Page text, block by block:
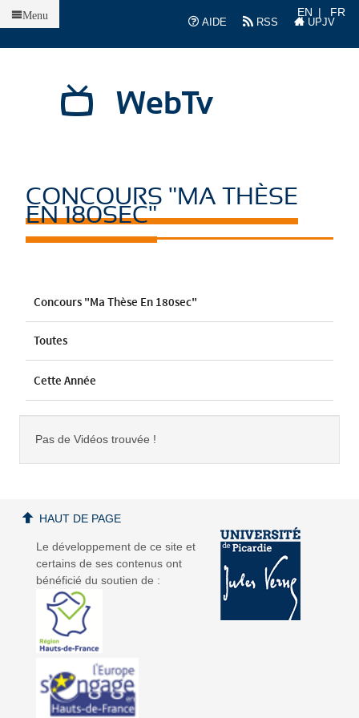
AIDE
RSS UPJV
EN FR
WebTv
Menu
CONCOURS "MA THÈSE
EN 180SEC"
Concours "Ma Thèse En 180sec"
Toutes
Cette Année
Pas de Vidéos trouvée !
Le développement de ce site et
certains de ses contenus ont
bénéficié du soutien de :
HAUT DE PAGE